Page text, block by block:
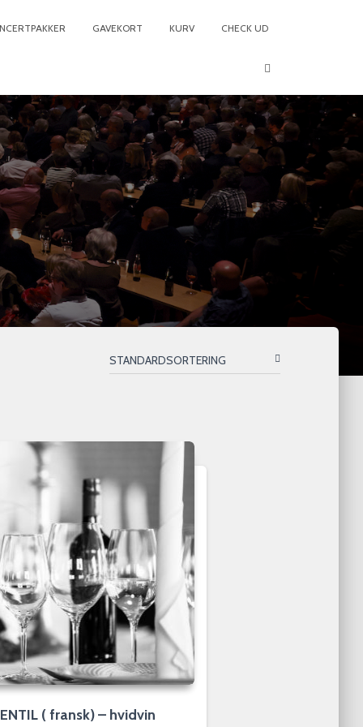
GAVEKORT KURV CHECK UD
( fransk) – hvidvin